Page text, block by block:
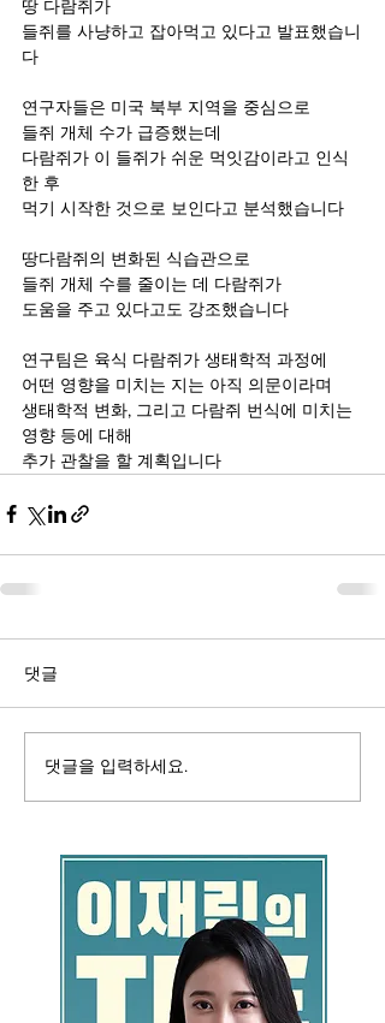
땅 다람쥐가
들쥐를 사냥하고 잡아먹고 있다고 발표했습니
다
연구자들은 미국 북부 지역을 중심으로
들쥐 개체 수가 급증했는데
다람쥐가 이 들쥐가 쉬운 먹잇감이라고 인식
한 후
먹기 시작한 것으로 보인다고 분석했습니다
땅다람쥐의 변화된 식습관으로
들쥐 개체 수를 줄이는 데 다람쥐가
도움을 주고 있다고도 강조했습니다
연구팀은 육식 다람쥐가 생태학적 과정에
어떤 영향을 미치는 지는 아직 의문이라며
생태학적 변화, 그리고 다람쥐 번식에 미치는
영향 등에 대해
추가 관찰을 할 계획입니다
댓글
댓글을 입력하세요.